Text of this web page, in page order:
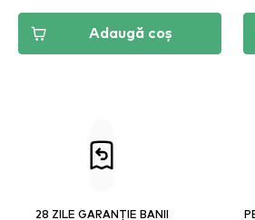
Adaugă coș
28 ZILE GARANȚIE BANII